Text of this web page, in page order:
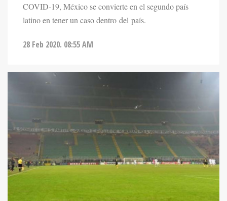
COVID-19, México se convierte en el segundo país
latino en tener un caso dentro del país.
28 Feb 2020. 08:55 AM